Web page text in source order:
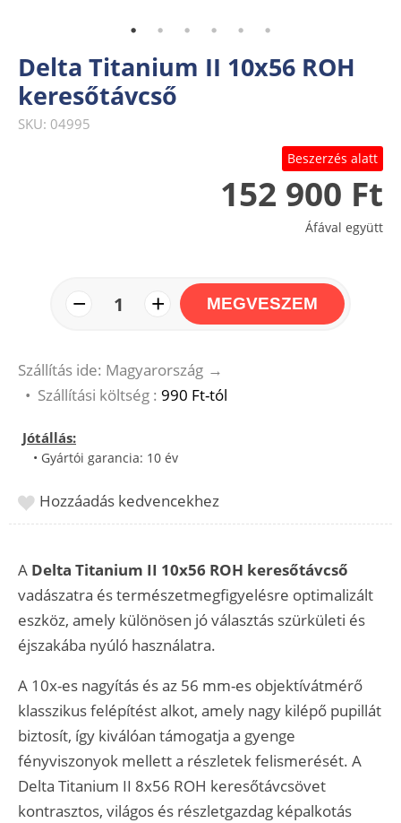
Delta Titanium II 10x56 ROH
keresőtávcső
SKU: 04995
Beszerzés alatt
152 900 Ft
Áfával együtt
− 1 + MEGVESZEM
Szállítás ide: Magyarország →
• Szállítási költség : 990 Ft-tól
Jótállás:
• Gyártói garancia: 10 év
Hozzáadás kedvencekhez
A Delta Titanium II 10x56 ROH keresőtávcső
vadászatra és természetmegfigyelésre optimalizált
eszköz, amely különösen jó választás szürkületi és
éjszakába nyúló használatra.
A 10x-es nagyítás és az 56 mm-es objektívátmérő
klasszikus felépítést alkot, amely nagy kilépő pupillát
biztosít, így kiválóan támogatja a gyenge
fényviszonyok mellett a részletek felismerését. A
Delta Titanium II 8x56 ROH keresőtávcsövet
kontrasztos, világos és részletgazdag képalkotás